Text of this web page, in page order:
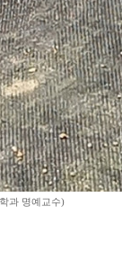
과 명예교수)